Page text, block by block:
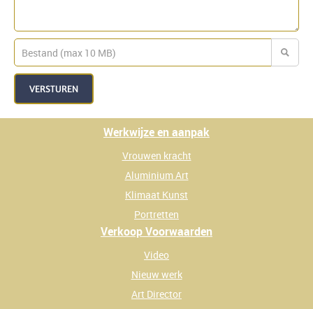
VERSTUREN
Werkwijze en aanpak
Vrouwen kracht
Aluminium Art
Klimaat Kunst
Portretten
Verkoop Voorwaarden
Video
Nieuw werk
Art Director